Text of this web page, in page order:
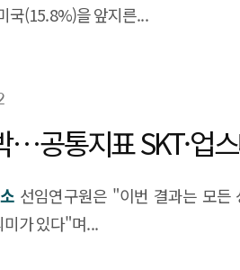
국(15.8%)을 앞지른...
…공통지표 SKT·업
선임연구원은 "이번 결과는 모든
가 있다"며...